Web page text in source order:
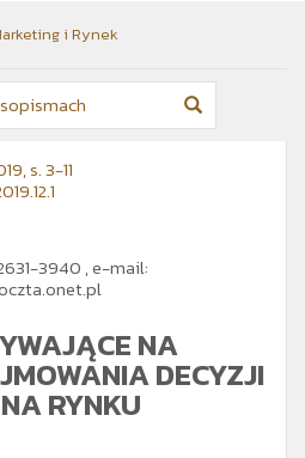
i Rynek
s. 3-11
3940 ,e-mail:
NA
DECYZJI
RYNKU